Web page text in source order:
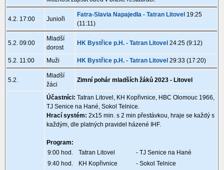
4.2. 17:00 Junioři
Fatra-Slavia Napajedla - Tatran Litovel 19:25
(11:11)
5.2. 09:00
Mladší
dorost
HK Bystřice p.H. - Tatran Litovel 24:25 (9:12)
5.2. 11:00 Muži HK Bystřice p.H. - Tatran Litovel 29:33 (17:20)
5.2.
Mladší
žáci
Zimní pohár mladších žáků 2023 - Litovel
Účastníci: Tatran Litovel, KH Kopřivnice, HBC Olomouc 1966,
TJ Senice na Hané, Sokol Telnice.
Hrací systém: 2x15 min. s 2 min přestávkou, hraje se každý s
každým, dle platných pravidel házené IHF.
Program:
9:00 hod.
Tatran Litovel
- TJ Senice na Hané
9:40 hod.
KH Kopřivnice
- Sokol Telnice